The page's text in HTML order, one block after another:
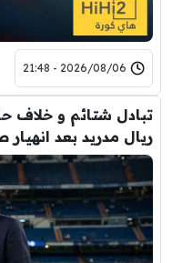
2026/08/06 - 21:48
تبادل شتائم و خلاف
ريال مدريد بعد